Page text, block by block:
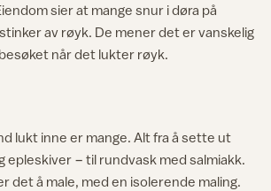
sier at mange snur i døra på
av røyk. De mener det er vanskelig
når det lukter røyk.
lukt inne er mange. Alt fra å sette ut
epleskiver − til rundvask med salmiakk.
det å male, med en isolerende maling.